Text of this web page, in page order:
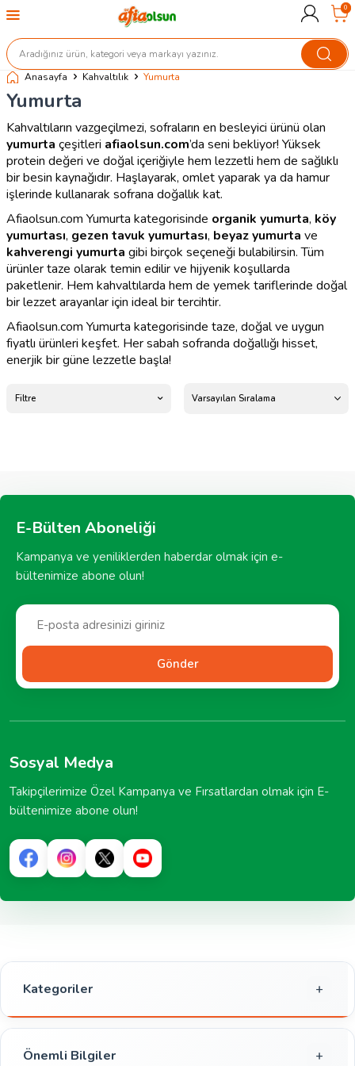
0
Anasayfa Kahvaltılık Yumurta
Yumurta
Kahvaltıların vazgeçilmezi, sofraların en besleyici ürünü olan
yumurta çeşitleri afiaolsun.com’da seni bekliyor! Yüksek
protein değeri ve doğal içeriğiyle hem lezzetli hem de sağlıklı
bir besin kaynağıdır. Haşlayarak, omlet yaparak ya da hamur
işlerinde kullanarak sofrana doğallık kat.
Afiaolsun.com Yumurta kategorisinde organik yumurta, köy
yumurtası, gezen tavuk yumurtası, beyaz yumurta ve
kahverengi yumurta gibi birçok seçeneği bulabilirsin. Tüm
ürünler taze olarak temin edilir ve hijyenik koşullarda
paketlenir. Hem kahvaltılarda hem de yemek tariflerinde doğal
bir lezzet arayanlar için ideal bir tercihtir.
Afiaolsun.com Yumurta kategorisinde taze, doğal ve uygun
fiyatlı ürünleri keşfet. Her sabah sofranda doğallığı hisset,
enerjik bir güne lezzetle başla!
Filtre
E-Bülten Aboneliği
Kampanya ve yeniliklerden haberdar olmak için e-
bültenimize abone olun!
Gönder
Sosyal Medya
Takipçilerimize Özel Kampanya ve Fırsatlardan olmak için E-
bültenimize abone olun!
Kategoriler
Gıda
Kahvaltılık
Önemli Bilgiler